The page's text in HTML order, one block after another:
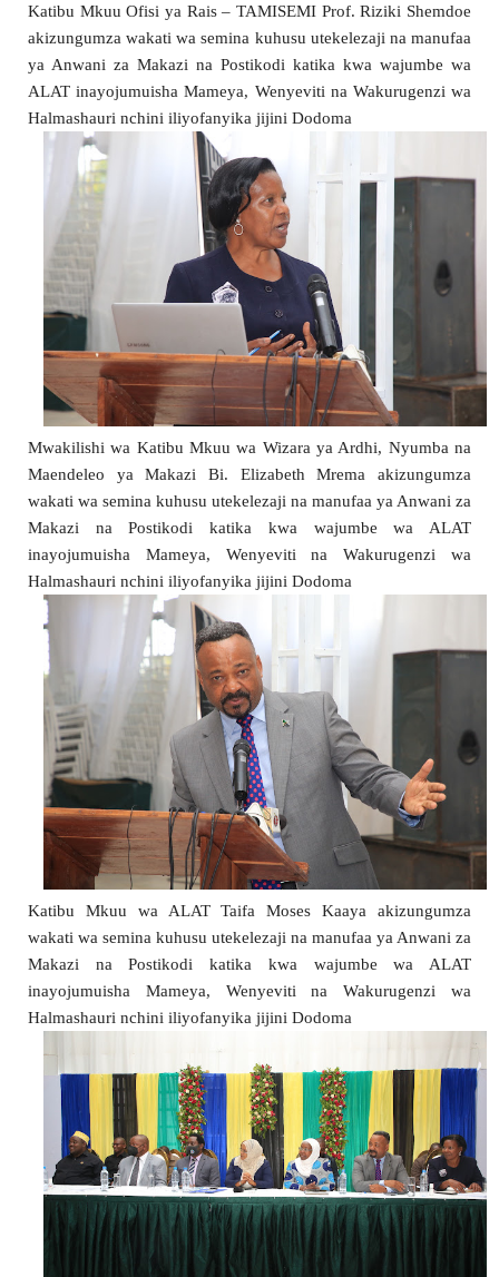
Katibu Mkuu Ofisi ya Rais – TAMISEMI Prof. Riziki Shemdoe
akizungumza wakati wa semina kuhusu utekelezaji na manufaa
ya Anwani za Makazi na Postikodi katika kwa wajumbe wa
ALAT inayojumuisha Mameya, Wenyeviti na Wakurugenzi wa
Halmashauri nchini iliyofanyika jijini Dodoma
Mwakilishi wa Katibu Mkuu wa Wizara ya Ardhi, Nyumba na
Maendeleo ya Makazi Bi. Elizabeth Mrema akizungumza
wakati wa semina kuhusu utekelezaji na manufaa ya Anwani za
Makazi na Postikodi katika kwa wajumbe wa ALAT
inayojumuisha Mameya, Wenyeviti na Wakurugenzi wa
Halmashauri nchini iliyofanyika jijini Dodoma
Katibu Mkuu wa ALAT Taifa Moses Kaaya akizungumza
wakati wa semina kuhusu utekelezaji na manufaa ya Anwani za
Makazi na Postikodi katika kwa wajumbe wa ALAT
inayojumuisha Mameya, Wenyeviti na Wakurugenzi wa
Halmashauri nchini iliyofanyika jijini Dodoma